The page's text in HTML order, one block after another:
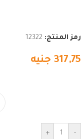
رمز المنتج: 12322
317,75 جنيه
-
+